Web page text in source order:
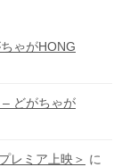
ゃがHONG
– どがちゃが
レミア上映＞ に